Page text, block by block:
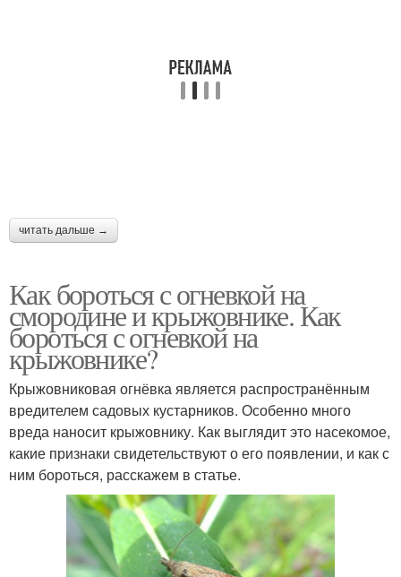
читать дальше →
Как бороться с огневкой на
смородине и крыжовнике. Как
бороться с огневкой на
крыжовнике?
Крыжовниковая огнёвка является распространённым
вредителем садовых кустарников. Особенно много
вреда наносит крыжовнику. Как выглядит это насекомое,
какие признаки свидетельствуют о его появлении, и как с
ним бороться, расскажем в статье.